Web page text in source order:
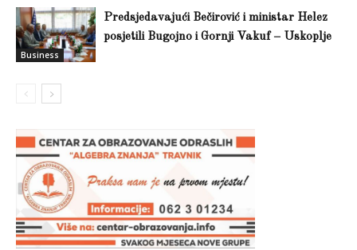
Business
Predsjedavajući Bečirović i ministar Helez
posjetili Bugojno i Gornji Vakuf – Uskoplje